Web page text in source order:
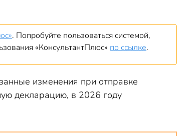
. Попробуйте пользоваться системой,
«КонсультантПлюс» по ссылке.
изменения при отправке
декларацию, в 2026 году